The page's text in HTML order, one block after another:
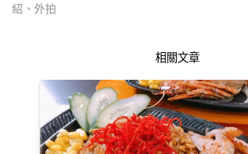
紹、外拍
相關文章